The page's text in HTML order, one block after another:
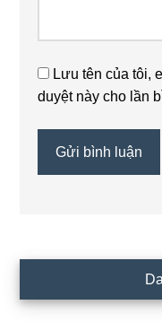
Lưu tên của tôi,
duyệt này cho lần
Sidebar